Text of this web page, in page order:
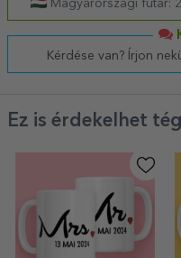
Magyarországi futár:
Kérdése van? Írjon
Ez is érdekelhet